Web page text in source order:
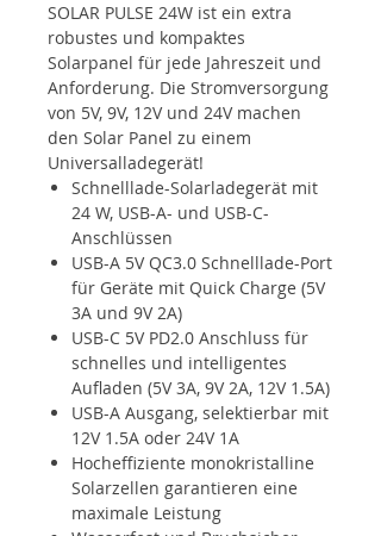
SOLAR PULSE 24W ist ein extra
robustes und kompaktes
Solarpanel für jede Jahreszeit und
Anforderung. Die Stromversorgung
von 5V, 9V, 12V und 24V machen
den Solar Panel zu einem
Universalladegerät!
Schnelllade-Solarladegerät mit
24 W, USB-A- und USB-C-
Anschlüssen
USB-A 5V QC3.0 Schnelllade-Port
für Geräte mit Quick Charge (5V
3A und 9V 2A)
USB-C 5V PD2.0 Anschluss für
schnelles und intelligentes
Aufladen (5V 3A, 9V 2A, 12V 1.5A)
USB-A Ausgang, selektierbar mit
12V 1.5A oder 24V 1A
Hocheffiziente monokristalline
Solarzellen garantieren eine
maximale Leistung